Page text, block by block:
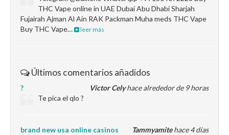
THC Vape online in UAE Dubai Abu Dhabi Sharjah
Fujairah Ajman Al Ain RAK Packman Muha meds THC Vape
Buy THC Vape…
leer más
Últimos comentarios añadidos
Victor Celyhace alrededor de 9 horas
?
Te pica el qlo ?
Tammyamitehace 4 días
brand new usa online casinos